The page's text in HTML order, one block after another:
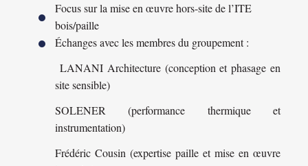
Focus sur la mise en œuvre hors-site de l’ITE
bois/paille
Échanges avec les membres du groupement :
LANANI Architecture (conception et phasage en
site sensible)
SOLENER (performance thermique et
instrumentation)
Frédéric Cousin (expertise paille et mise en œuvre